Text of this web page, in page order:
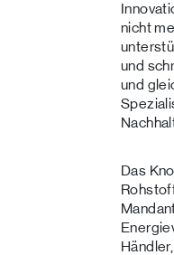
nicht
und
und
Das